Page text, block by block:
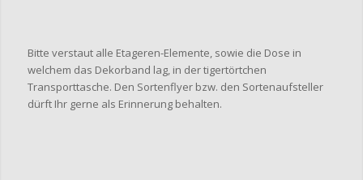
Bitte verstaut alle Etageren-Elemente, sowie die Dose in
welchem das Dekorband lag, in der tigertörtchen
Transporttasche. Den Sortenflyer bzw. den Sortenaufsteller
dürft Ihr gerne als Erinnerung behalten.